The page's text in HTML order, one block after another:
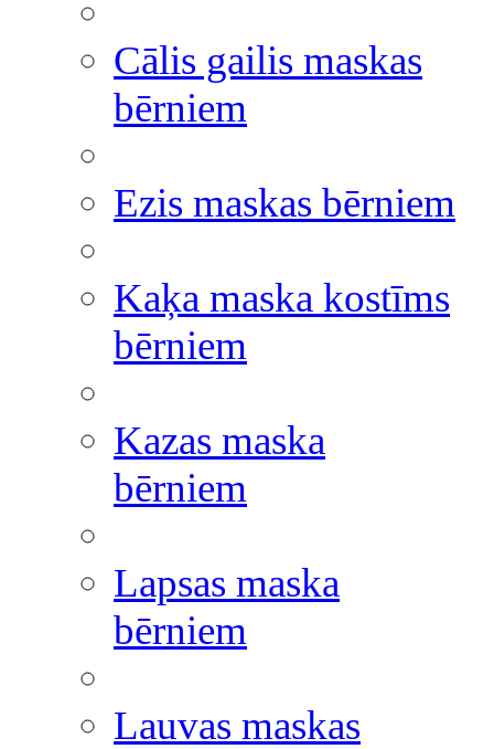
Cālis gailis maskas
bērniem
Ezis maskas bērniem
Kaķa maska kostīms
bērniem
Kazas maska
bērniem
Lapsas maska
bērniem
Lauvas maskas